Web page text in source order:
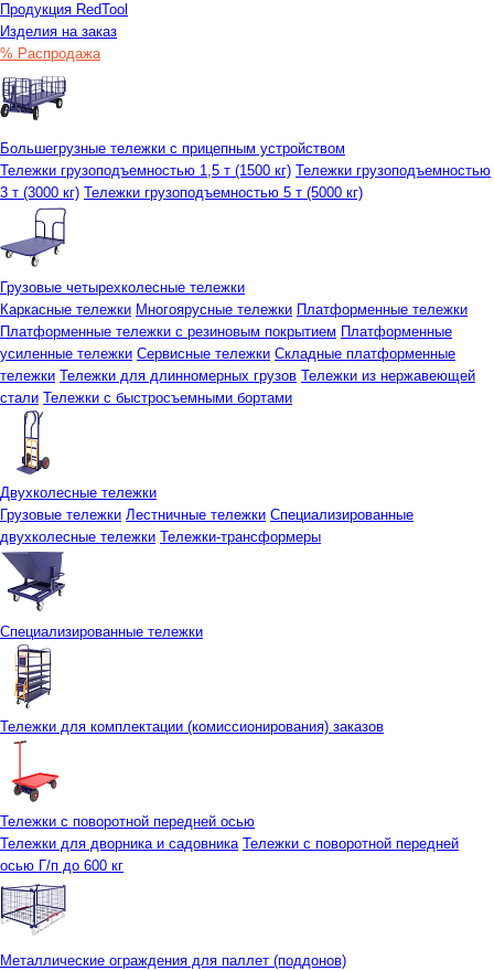
Продукция RedTool
Изделия на заказ
% Распродажа
Большегрузные тележки с прицепным устройством
Тележки грузоподъемностью 1,5 т (1500 кг) Тележки грузоподъемностью
3 т (3000 кг) Тележки грузоподъемностью 5 т (5000 кг)
Грузовые четырехколесные тележки
Каркасные тележки Многоярусные тележки Платформенные тележки
Платформенные тележки с резиновым покрытием Платформенные
усиленные тележки Сервисные тележки Складные платформенные
тележки Тележки для длинномерных грузов Тележки из нержавеющей
стали Тележки с быстросъемными бортами
Двухколесные тележки
Грузовые тележки Лестничные тележки Специализированные
двухколесные тележки Тележки-трансформеры
Специализированные тележки
Тележки для комплектации (комиссионирования) заказов
Тележки с поворотной передней осью
Тележки для дворника и садовника Тележки с поворотной передней
осью Г/п до 600 кг
Металлические ограждения для паллет (поддонов)